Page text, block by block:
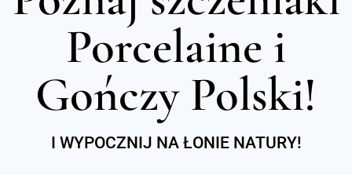
Porcelaine i
Gończy Polski!
I WYPOCZNIJ NA ŁONIE NATURY!